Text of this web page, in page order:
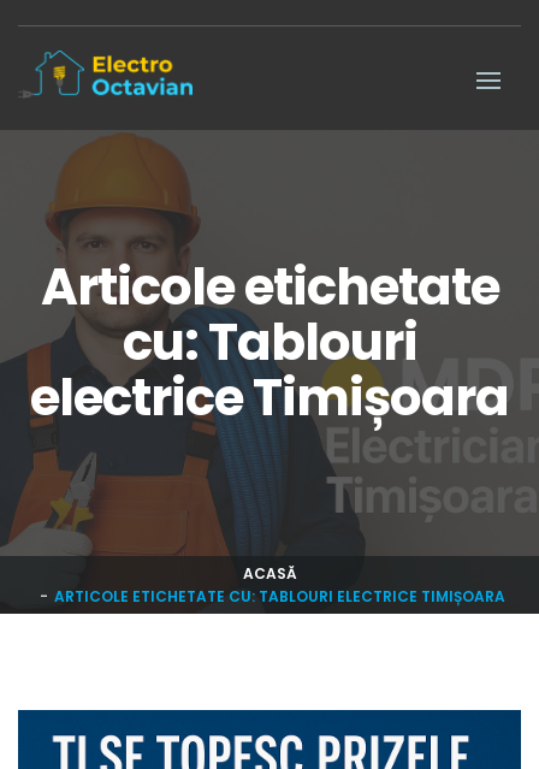
Articole etichetate
cu: Tablouri
electrice Timișoara
ACASĂ
ARTICOLE ETICHETATE CU: TABLOURI ELECTRICE TIMIȘOARA